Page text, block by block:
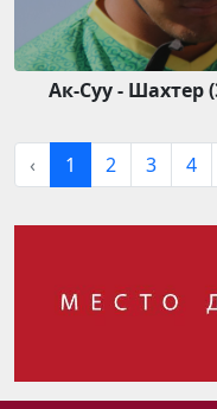
Ак-Суу - Шахтер
‹ 1 2 3 4